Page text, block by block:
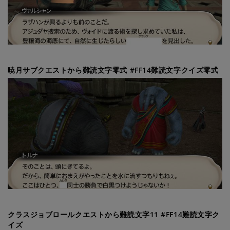
暁月サブクエストから難読文字零式 #FF14難読文字クイズ零式
クラスジョブロールクエストから難読文字11 #FF14難読文字ク
イズ